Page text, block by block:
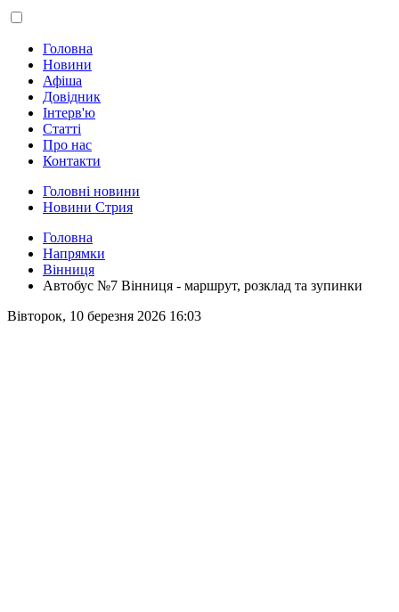
Головна
Новини
Афіша
Довідник
Інтерв'ю
Статті
Про нас
Контакти
Головні новини
Новини Стрия
Головна
Напрямки
Вінниця
Автобус №7 Вінниця - маршрут, розклад та зупинки
Вівторок, 10 березня 2026 16:03